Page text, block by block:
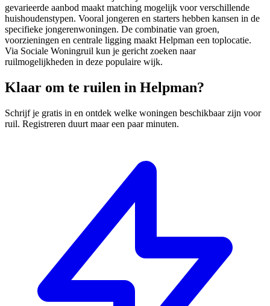
gevarieerde aanbod maakt matching mogelijk voor verschillende
huishoudenstypen. Vooral jongeren en starters hebben kansen in de
specifieke jongerenwoningen. De combinatie van groen,
voorzieningen en centrale ligging maakt Helpman een toplocatie.
Via Sociale Woningruil kun je gericht zoeken naar
ruilmogelijkheden in deze populaire wijk.
Klaar om te ruilen in Helpman?
Schrijf je gratis in en ontdek welke woningen beschikbaar zijn voor
ruil. Registreren duurt maar een paar minuten.